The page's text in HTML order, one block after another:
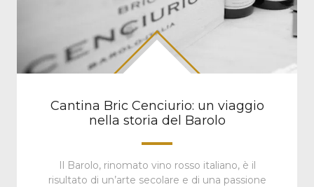
Cantina Bric Cenciurio: un viaggio
nella storia del Barolo
Il Barolo, rinomato vino rosso italiano, è il
risultato di un’arte secolare e di una passione